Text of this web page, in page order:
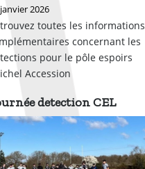
2026
toutes les informations
concernant les
pour le pôle espoirs
Accession
detection CEL